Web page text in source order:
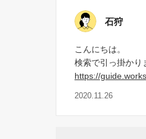
石狩
こんにちは。
検索で引っ掛かり
https://
2020.11.26